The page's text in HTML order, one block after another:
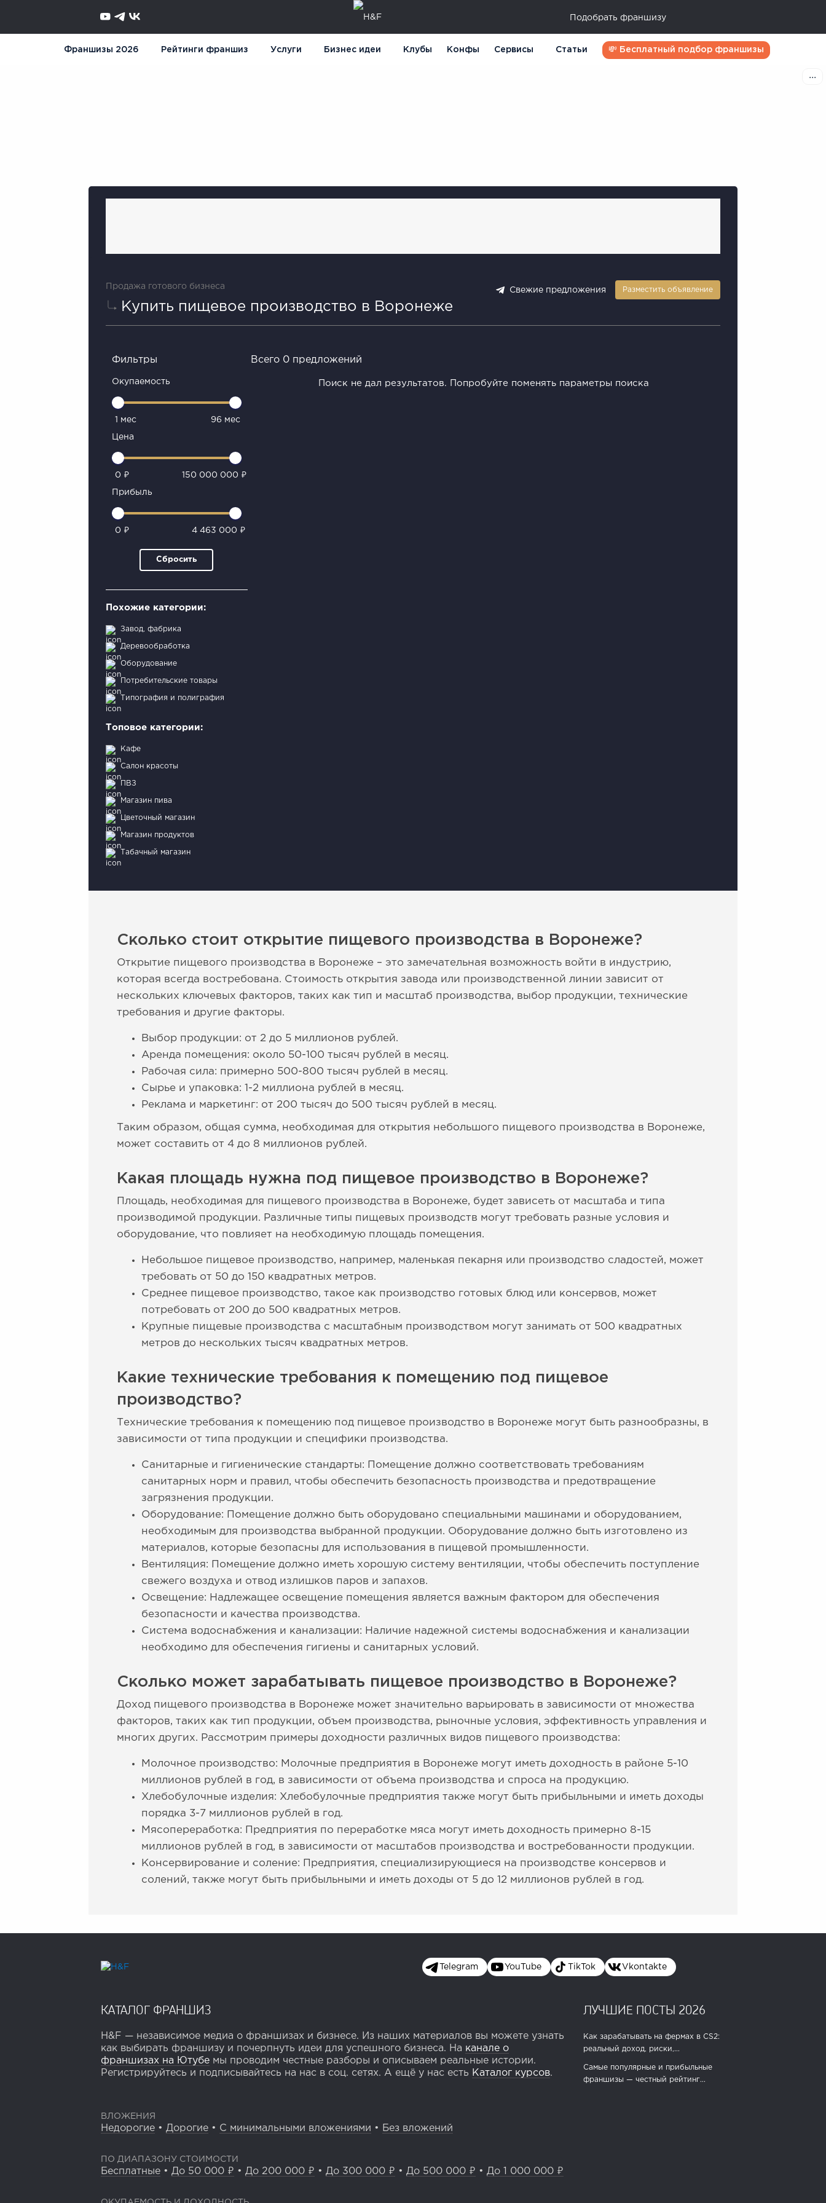
Подобрать франшизу
Франшизы 2026 Рейтинги франшиз Услуги Бизнес идеи Клубы Конфы Сервисы Статьи 💸 Бесплатный подбор франшизы
Продажа готового бизнеса
Купить пищевое производство в Воронеже
Свежие предложения Разместить объявление
Фильтры
Окупаемость
1 мес 96 мес
Цена
0 ₽ 150 000 000 ₽
Прибыль
0 ₽ 4 463 000 ₽
Сбросить
Похожие категории:
Завод, фабрика
Деревообработка
Оборудование
Потребительские товары
Типография и полиграфия
Топовое категории:
Кафе
Салон красоты
ПВЗ
Магазин пива
Цветочный магазин
Магазин продуктов
Табачный магазин
Всего 0 предложений
Поиск не дал результатов. Попробуйте поменять параметры поиска
Сколько стоит открытие пищевого производства в Воронеже?
Открытие пищевого производства в Воронеже – это замечательная возможность войти в индустрию,
которая всегда востребована. Стоимость открытия завода или производственной линии зависит от
нескольких ключевых факторов, таких как тип и масштаб производства, выбор продукции, технические
требования и другие факторы.
Выбор продукции: от 2 до 5 миллионов рублей.
Аренда помещения: около 50-100 тысяч рублей в месяц.
Рабочая сила: примерно 500-800 тысяч рублей в месяц.
Сырье и упаковка: 1-2 миллиона рублей в месяц.
Реклама и маркетинг: от 200 тысяч до 500 тысяч рублей в месяц.
Таким образом, общая сумма, необходимая для открытия небольшого пищевого производства в Воронеже,
может составить от 4 до 8 миллионов рублей.
Какая площадь нужна под пищевое производство в Воронеже?
Площадь, необходимая для пищевого производства в Воронеже, будет зависеть от масштаба и типа
производимой продукции. Различные типы пищевых производств могут требовать разные условия и
оборудование, что повлияет на необходимую площадь помещения.
Небольшое пищевое производство, например, маленькая пекарня или производство сладостей, может
требовать от 50 до 150 квадратных метров.
Среднее пищевое производство, такое как производство готовых блюд или консервов, может
потребовать от 200 до 500 квадратных метров.
Крупные пищевые производства с масштабным производством могут занимать от 500 квадратных
метров до нескольких тысяч квадратных метров.
Какие технические требования к помещению под пищевое
производство?
Технические требования к помещению под пищевое производство в Воронеже могут быть разнообразны, в
зависимости от типа продукции и специфики производства.
Санитарные и гигиенические стандарты: Помещение должно соответствовать требованиям
санитарных норм и правил, чтобы обеспечить безопасность производства и предотвращение
загрязнения продукции.
Оборудование: Помещение должно быть оборудовано специальными машинами и оборудованием,
необходимым для производства выбранной продукции. Оборудование должно быть изготовлено из
материалов, которые безопасны для использования в пищевой промышленности.
Вентиляция: Помещение должно иметь хорошую систему вентиляции, чтобы обеспечить поступление
свежего воздуха и отвод излишков паров и запахов.
Освещение: Надлежащее освещение помещения является важным фактором для обеспечения
безопасности и качества производства.
Система водоснабжения и канализации: Наличие надежной системы водоснабжения и канализации
необходимо для обеспечения гигиены и санитарных условий.
Сколько может зарабатывать пищевое производство в Воронеже?
Доход пищевого производства в Воронеже может значительно варьировать в зависимости от множества
факторов, таких как тип продукции, объем производства, рыночные условия, эффективность управления и
многих других. Рассмотрим примеры доходности различных видов пищевого производства:
Молочное производство: Молочные предприятия в Воронеже могут иметь доходность в районе 5-10
миллионов рублей в год, в зависимости от объема производства и спроса на продукцию.
Хлебобулочные изделия: Хлебобулочные предприятия также могут быть прибыльными и иметь доходы
порядка 3-7 миллионов рублей в год.
Мясопереработка: Предприятия по переработке мяса могут иметь доходность примерно 8-15
миллионов рублей в год, в зависимости от масштабов производства и востребованности продукции.
Консервирование и соление: Предприятия, специализирующиеся на производстве консервов и
солений, также могут быть прибыльными и иметь доходы от 5 до 12 миллионов рублей в год.
Telegram YouTube TikTok Vkontakte
КАТАЛОГ ФРАНШИЗ
H&F — независимое медиа о франшизах и бизнесе. Из наших материалов вы можете узнать
как выбирать франшизу и почерпнуть идеи для успешного бизнеса. На канале о
франшизах на Ютубе мы проводим честные разборы и описываем реальные истории.
Регистрируйтесь и подписывайтесь на нас в соц. сетях. А ещё у нас есть Каталог курсов.
ЛУЧШИЕ ПОСТЫ 2026
Как зарабатывать на фермах в CS2:
реальный доход, риски,...
Самые популярные и прибыльные
франшизы — честный рейтинг...
ВЛОЖЕНИЯ
Недорогие • Дорогие • С минимальными вложениями • Без вложений
ПО ДИАПАЗОНУ СТОИМОСТИ
Бесплатные • До 50 000 ₽ • До 200 000 ₽ • До 300 000 ₽ • До 500 000 ₽ • До 1 000 000 ₽